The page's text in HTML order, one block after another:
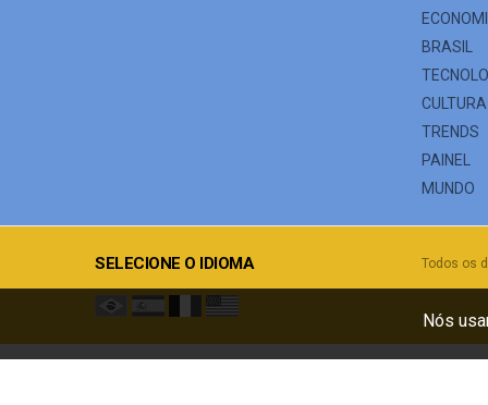
Nós
BRASIL
CULTURA
TRENDS
PAINEL
MUNDO
SELECIONE O IDIOMA Todos os